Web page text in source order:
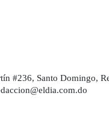
#236, Santo Domingo,